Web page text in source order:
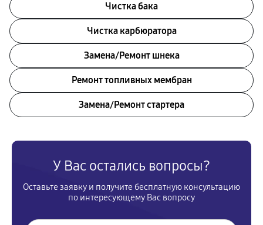
Чистка бака
Чистка карбюратора
Замена/Pемонт шнека
Ремонт топливных мембран
Замена/Pемонт стартера
У Вас остались вопросы?
Оставьте заявку и получите бесплатную консультацию
по интересующему Вас вопросу